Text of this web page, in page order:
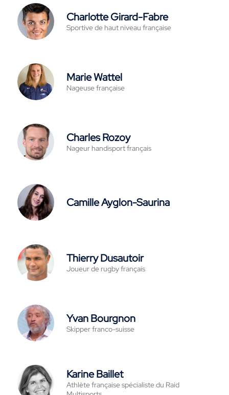
Charlotte Girard-Fabre
Sportive de haut niveau française
Marie Wattel
Nageuse française
Charles Rozoy
Nageur handisport français
Camille Ayglon-Saurina
Thierry Dusautoir
Joueur de rugby français
Yvan Bourgnon
Skipper franco-suisse
Karine Baillet
Athlète française spécialiste du Raid